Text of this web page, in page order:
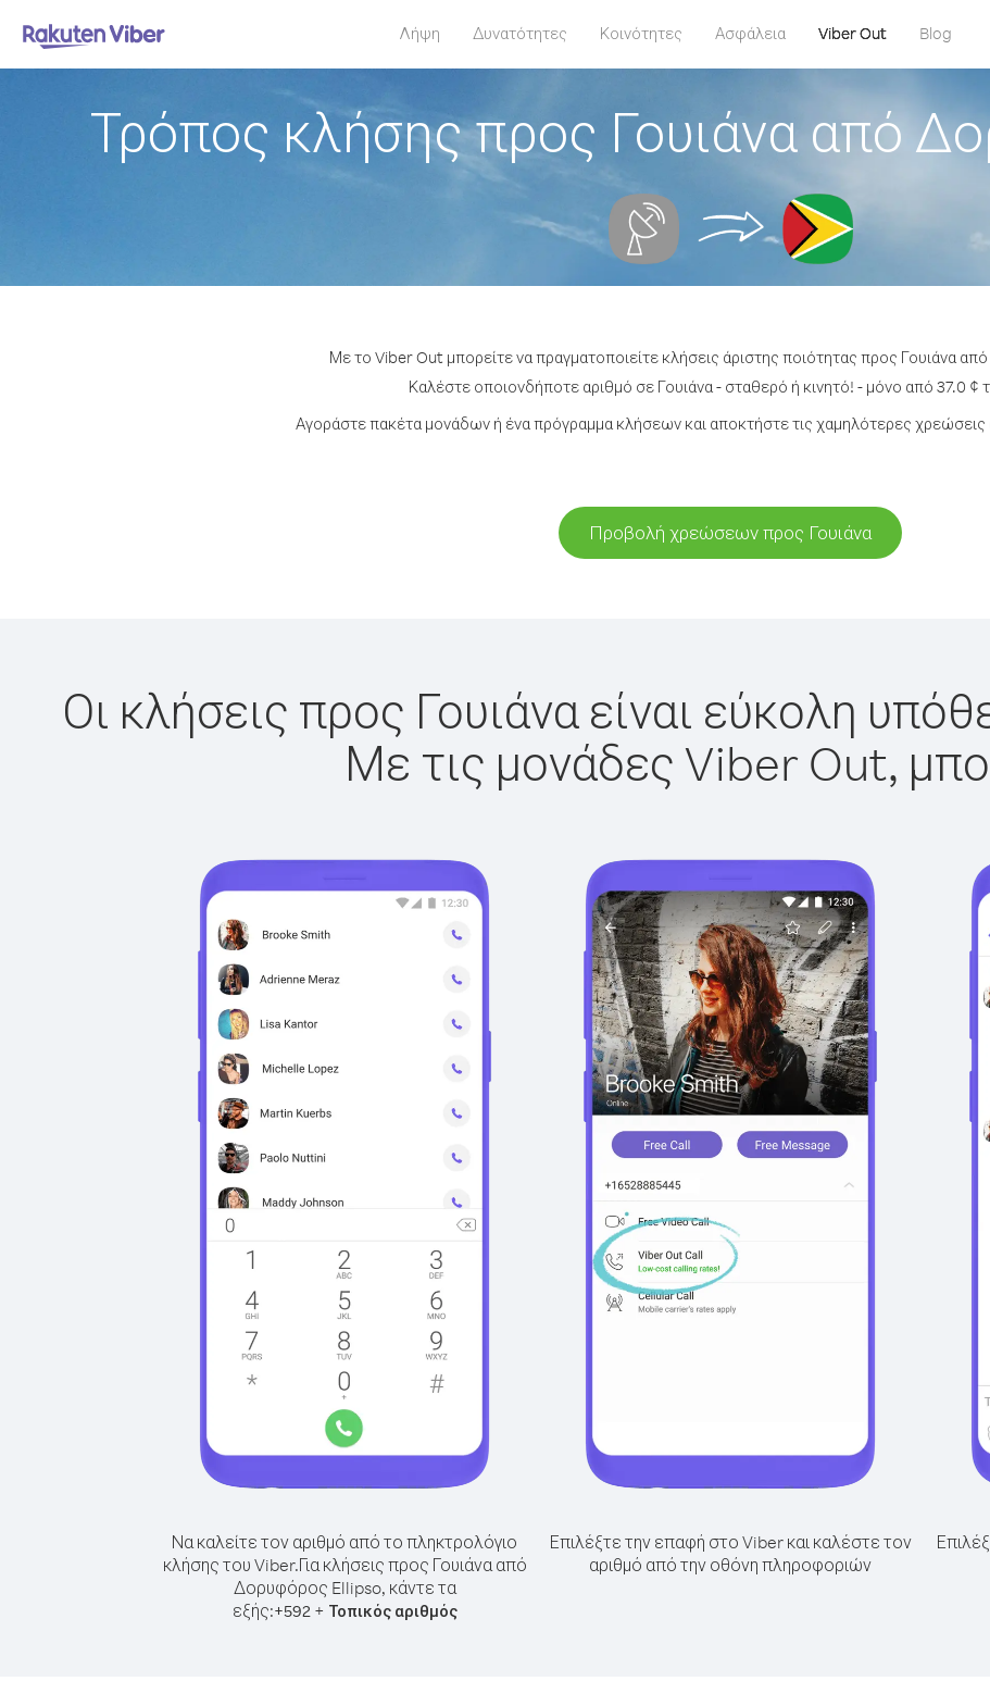
Λήψη Δυνατότητες Κοινότητες Ασφάλεια Viber Out Blog
Τρόπος κλήσης προς Γουιάνα από
Με το Viber Out μπορείτε να πραγματοποιείτε κλήσεις άριστης ποιότητας προς Γουιάνα
Καλέστε οποιονδήποτε αριθμό σε Γουιάνα - σταθερό ή κινητό! - μόνο από 37.0 ¢
Αγοράστε πακέτα μονάδων ή ένα πρόγραμμα κλήσεων και αποκτήστε τις χαμηλότερες χρεώσεις
Προβολή χρεώσεων προς Γουιάνα
Οι κλήσεις προς Γουιάνα είναι εύκολη
Με τις μονάδες Viber Out,
Να καλείτε τον αριθμό από το πληκτρολόγιο
κλήσης του Viber.Για κλήσεις προς Γουιάνα από
Δορυφόρος Ellipso, κάντε τα
εξής:+592+ Τοπικός αριθμός
Επιλέξτε την επαφή στο Viber και καλέστε τον
αριθμό από την οθόνη πληροφοριών